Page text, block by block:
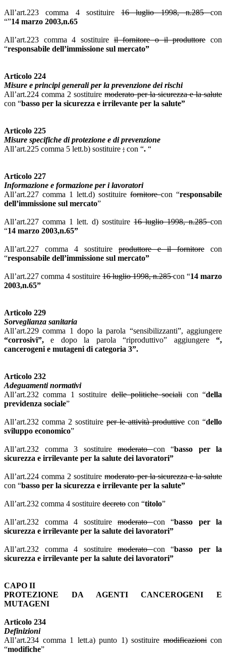
All’art.223 comma 4 sostituire 16 luglio 1998, n.285
con
“”14 marzo 2003,n.65
All’art.223 comma 4 sostituireil fornitore o il produttorecon
“responsabile dell’immissione sul mercato”
Articolo 224
Misure e principi generali per la prevenzione dei rischi
All’art.224 comma 2 sostituiremoderato per la sicurezza e la salute
con “basso per la sicurezza e irrilevante per la salute”
Articolo 225
Misure specifiche di protezione e di prevenzione
All’art.225 comma 5 lett.b) sostituire ; con “. “
Articolo 227
Informazione e formazione per i lavoratori
All’art.227 comma 1 lett.d) sostituire fornitorecon “responsabile
dell’immissione sul mercato”
All’art.227 comma 1 lett. d) sostituire 16 luglio 1998, n.285 con
“14 marzo 2003,n.65”
All’art.227 comma 4 sostituire produttore e il fornitore con
“responsabile dell’immissione sul mercato”
All’art.227 comma 4 sostituire 16 luglio 1998, n.285 con “14 marzo
2003,n.65”
Articolo 229
Sorveglianza sanitaria
All’art.229 comma 1 dopo la parola “sensibilizzanti”, aggiungere
“corrosivi”,e dopo la parola “riproduttivo” aggiungere“,
cancerogeni e mutageni di categoria 3”.
Articolo 232
Adeguamenti normativi
All’art.232 comma 1 sostituiredelle politiche socialicon “della
previdenza sociale”
All’art.232 comma 2 sostituire per le attività produttive con “dello
sviluppo economico”
All’art.232 comma 3 sostituire moderatocon “basso per la
sicurezza e irrilevante per la salute dei lavoratori”
All’art.224 comma 2 sostituiremoderato per la sicurezza e la salute
con “basso per la sicurezza e irrilevante per la salute”
All’art.232 comma 4 sostituire decreto con “titolo”
All’art.232 comma 4 sostituire moderatocon “basso per la
sicurezza e irrilevante per la salute dei lavoratori”
All’art.232 comma 4 sostituire moderatocon “basso per la
sicurezza e irrilevante per la salute dei lavoratori”
CAPO II
PROTEZIONE DA AGENTI CANCEROGENI E
MUTAGENI
Articolo 234
Definizioni
All’art.234 comma 1 lett.a) punto 1) sostituiremodificazionicon
“modifiche”